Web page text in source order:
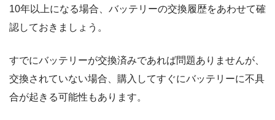
10年以上になる場合、バッテリーの交換履歴をあわせて確
認しておきましょう。
すでにバッテリーが交換済みであれば問題ありませんが、
交換されていない場合、購入してすぐにバッテリーに不具
合が起きる可能性もあります。